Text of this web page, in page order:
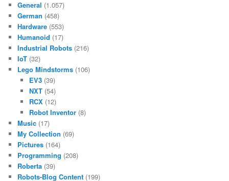
General (1.057)
German (458)
Hardware (553)
Humanoid (17)
Industrial Robots (216)
IoT (32)
Lego Mindstorms (106)
EV3(39)
NXT(54)
RCX(12)
Robot Inventor(8)
Music (17)
My Collection (69)
Pictures (164)
Programming (208)
Roberta (39)
Robots-Blog Content (199)